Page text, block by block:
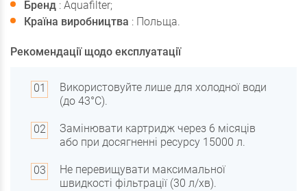
Бренд : Aquafilter;
Країна виробництва : Польща.
Рекомендації щодо експлуатації
Використовуйте лише для холодної води
(до 43°C).
Замінювати картридж через 6 місяців
або при досягненні ресурсу 15000 л.
Не перевищувати максимальної
швидкості фільтрації (30 л/хв).